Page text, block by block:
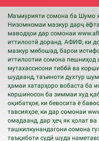
Маъмурияти сомона ба Шумо
Низомномаи мазкур дарҷ
маводҳои дар сомонаи www.
иттилоотӣ доранд. АФИФ, ки
мазкур мебошад, барои
иттилоотии сомона пешниҳод
мутахассисони тиббӣ ва
шудаанд, таъиноти духтур
ҳамаи хатарҳоро вобаста ба
коршиносон ба зиммаи худ
оқибатҳое, ки бевосита ё
тавсияҳое, ки дар сомонаи
омадаанд, дар ҳеҷ як ҳолат
ташкилкунандагони сомона
таъқиботи судӣ шуда